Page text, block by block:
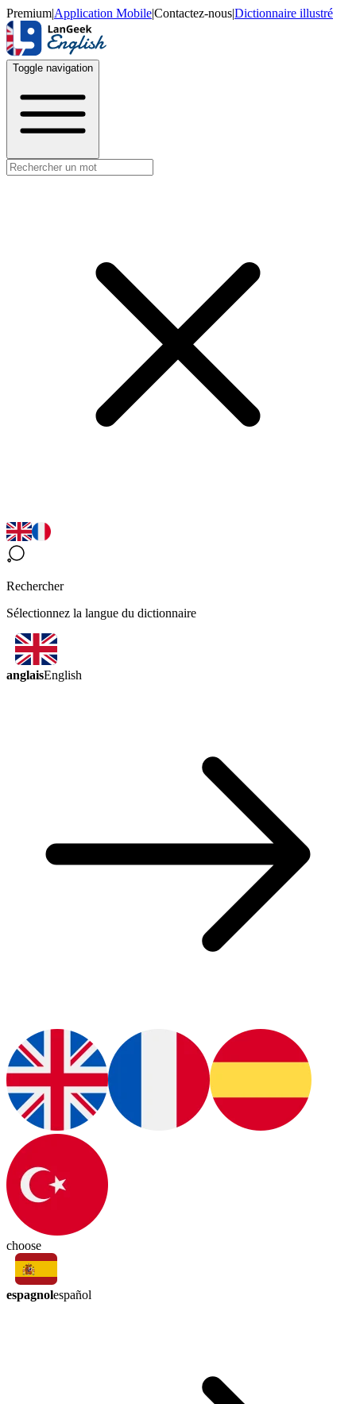
Premium|Application Mobile|Contactez-nous|Dictionnaire illustré
Toggle navigation
Rechercher
Sélectionnez la langue du dictionnaire
anglaisEnglish
choose
espagnolespañol